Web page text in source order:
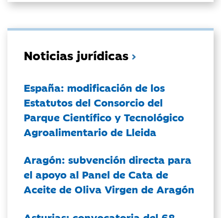
Noticias jurídicas
España: modificación de los
Estatutos del Consorcio del
Parque Científico y Tecnológico
Agroalimentario de Lleida
Aragón: subvención directa para
el apoyo al Panel de Cata de
Aceite de Oliva Virgen de Aragón